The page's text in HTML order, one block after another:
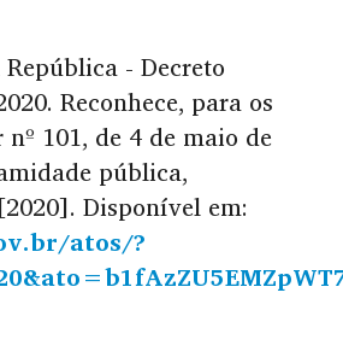
- Decreto
Reconhece, para os
101, de 4 de maio de
pública,
Disponível em:
atos/?